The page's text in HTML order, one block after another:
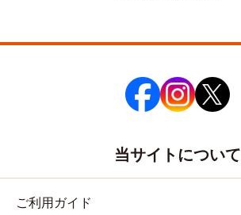
当サイトについて
ご利用ガイド